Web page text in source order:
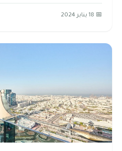
📅 18 يناير 2024